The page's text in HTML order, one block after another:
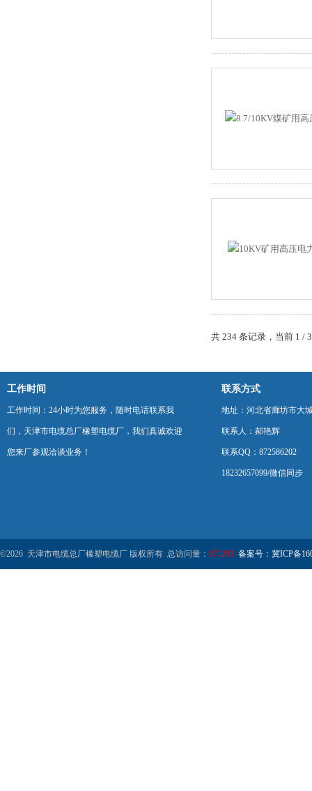
共 234 条记录，当前 1
工作时间
工作时间：24小时为您服务，随时电话联系我
们，天津市电缆总厂橡塑电缆厂，我们真诚欢迎
您来厂参观洽谈业务！
联系方式
地址：河北省廊坊市大
联系人：郝艳辉
联系QQ：872586202
18232657099/微信同步
©2026 天津市电缆总厂橡塑电缆厂 版权所有 总访问量： 971203 备案号：冀ICP备